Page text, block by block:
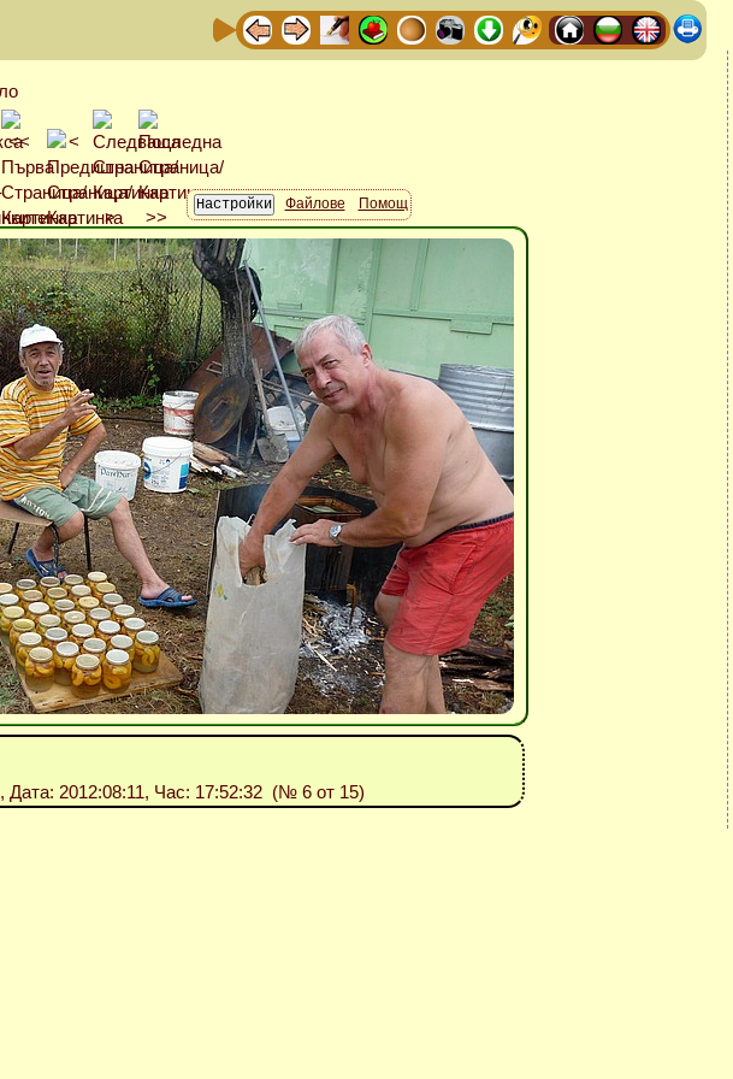
Файлове Помощ
, Дата: 2012:08:11, Час: 17:52:32 (№ 6 от 15)